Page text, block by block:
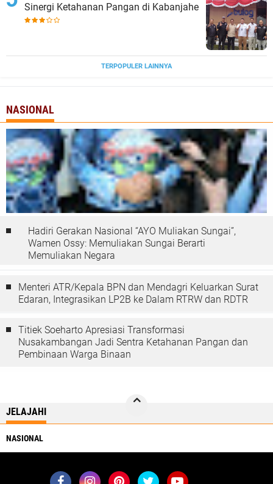
Sinergi Ketahanan Pangan di Kabanjahe
TERPOPULER LAINNYA
NASIONAL
Hadiri Gerakan Nasional “AYO Muliakan Sungai”,
Wamen Ossy: Memuliakan Sungai Berarti
Memuliakan Negara
Menteri ATR/Kepala BPN dan Mendagri Keluarkan Surat
Edaran, Integrasikan LP2B ke Dalam RTRW dan RDTR
Titiek Soeharto Apresiasi Transformasi
Nusakambangan Jadi Sentra Ketahanan Pangan dan
Pembinaan Warga Binaan
JELAJAHI
NASIONAL